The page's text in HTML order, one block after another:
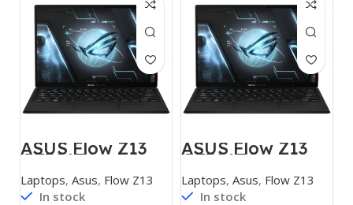
ASUS Flow Z13
GZ301ZA-
LD049WS
Laptops, Asus, Flow Z13
In stock
ASUS Flow Z13
GZ301ZC-
LD123WS
Laptops, Asus, Flow Z13
In stock